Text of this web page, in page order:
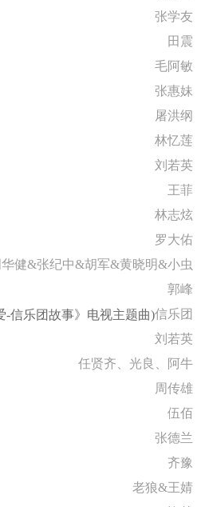
张学友
田震
毛阿敏
张惠妹
屠洪纲
林忆莲
刘若英
王菲
林志炫
罗大佑
华健&张纪中&胡军&黄晓明&小虫
郭峰
-信乐团故事》电视主题曲)信乐团
刘若英
任贤齐、光良、阿牛
周传雄
伍佰
张德兰
齐豫
老狼&王婧